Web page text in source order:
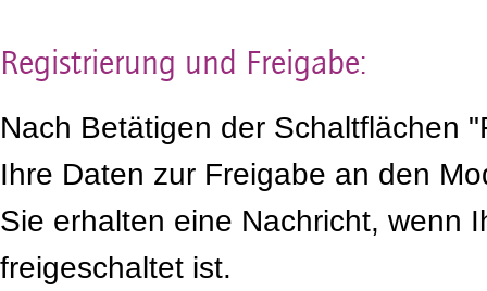
Registrierung und Freigabe:
Nach Betätigen der Schaltflächen
Ihre Daten zur Freigabe an den
Sie erhalten eine Nachricht, wenn
freigeschaltet ist.